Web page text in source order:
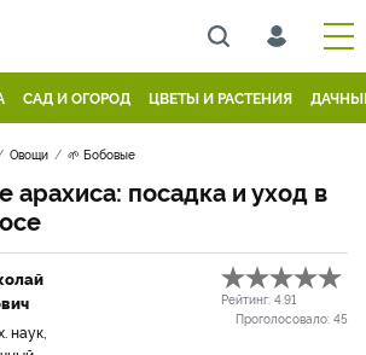
САД И ОГОРОД ЦВЕТЫ И РАСТЕНИЯ
Овощи 🌱 Бобовые
посадка и уход в
наук,
Рейтинг: 4.91
Проголосовало: 45